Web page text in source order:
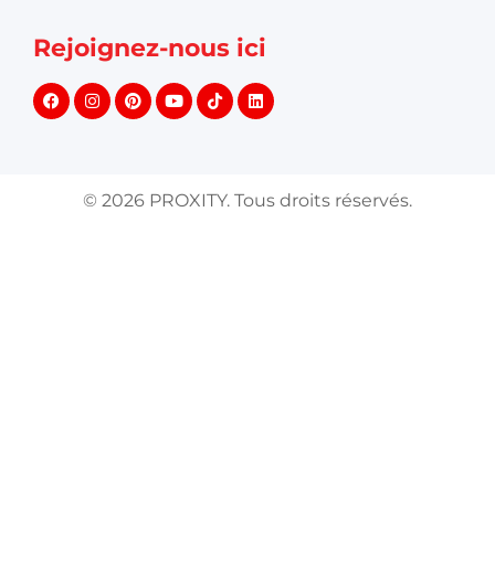
Rejoignez-nous ici
© 2026 PROXITY. Tous droits réservés.